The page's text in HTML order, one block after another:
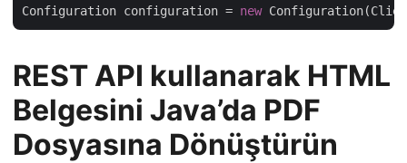
Configuration configuration = new
REST API kullanarak HTML
Belgesini Java’da PDF
Dosyasına Dönüştürün